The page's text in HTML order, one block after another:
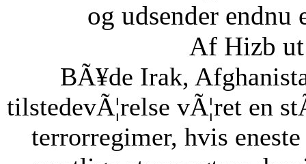
og udsender
Af Hizb
BÃ¥de Irak,
tilstedevÃ¦relse vÃ¦ret en
terrorregimer, hvis